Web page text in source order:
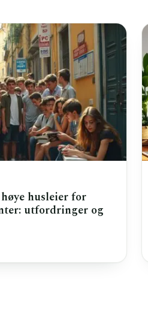
husleier for
utfordringer og